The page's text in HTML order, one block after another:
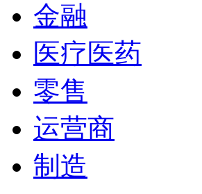
金融
医疗医药
零售
运营商
制造